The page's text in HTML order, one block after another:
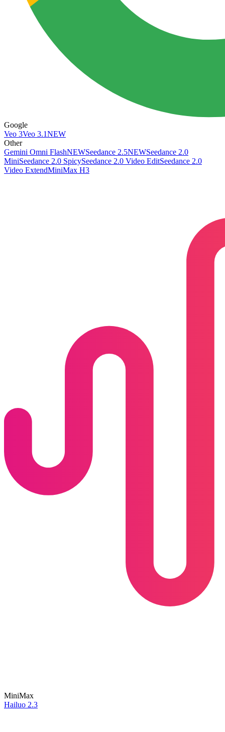
Google
Veo 3Veo 3.1NEW
Other
Gemini Omni FlashNEWSeedance 2.5NEWSeedance 2.0
MiniSeedance 2.0 SpicySeedance 2.0 Video EditSeedance 2.0
Video ExtendMiniMax H3
MiniMax
Hailuo 2.3